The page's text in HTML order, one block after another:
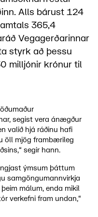
Alls bárust 124
365,4
Vegagerðarinnar
styrk að þessu
milljónir krónur til
segist vera ánægður
valið hjá ráðinu hafi
öll mjög frambærileg
segir hann.
ýmsum þáttum
samgöngumannvirkja
málum, enda mikil
verkefni fram undan,“